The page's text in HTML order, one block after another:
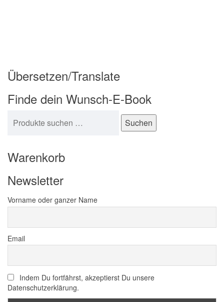
Übersetzen/Translate
Finde dein Wunsch-E-Book
Suchen
Warenkorb
Newsletter
Vorname oder ganzer Name
Email
Indem Du fortfährst, akzeptierst Du unsere
Datenschutzerklärung.